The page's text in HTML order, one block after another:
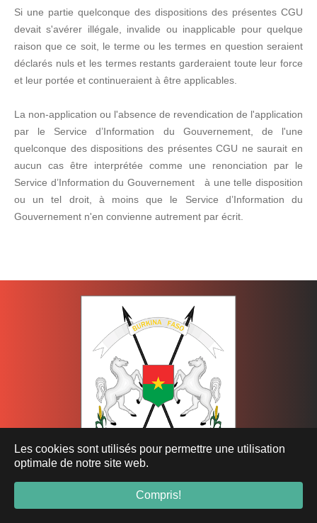
Les cookies sont utilisés pour permettre une utilisation
optimale de notre site web.
Compris!
Si une partie quelconque des dispositions des présentes CGU
devait s'avérer illégale, invalide ou inapplicable pour quelque
raison que ce soit, le terme ou les termes en question seraient
déclarés nuls et les termes restants garderaient toute leur force
et leur portée et continueraient à être applicables.
La non-application ou l'absence de revendication de l'application
par le Service d’Information du Gouvernement, de l'une
quelconque des dispositions des présentes CGU ne saurait en
aucun cas être interprétée comme une renonciation par le
Service d’Information du Gouvernement à une telle disposition
ou un tel droit, à moins que le Service d’Information du
Gouvernement n'en convienne autrement par écrit.
Ministère de l’Économie, des Finances et du Développement